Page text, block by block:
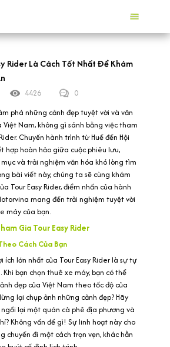
Rider Là Cách Tốt Nhất Để Khám
4426
0
phá những cảnh đẹp tuyệt vời và văn
Việt Nam, không gì sánh bằng việc tham
Chuyến hành trình từ Huế đến Hội
hợp hoàn hảo giữa cuộc phiêu lưu,
và trải nghiệm văn hóa khó lòng tìm
bài viết này, chúng ta sẽ cùng khám
Tour Easy Rider, điểm nhấn của hành
mang đến trải nghiệm tuyệt vời
máy của bạn.
Gia Tour Easy Rider
Cách Của Bạn
ích lớn nhất của Tour Easy Rider là sự tự
bạn chọn thuê xe máy, bạn có thể
đẹp của Việt Nam theo tốc độ của
lại chụp ảnh những cảnh đẹp? Hãy
lại một quán cà phê địa phương và
Không vấn đề gì! Sự linh hoạt này cho
chuyến đi một cách trọn vẹn, khác hẳn